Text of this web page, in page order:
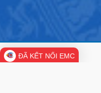
ĐÃ KẾT NỐI EMC